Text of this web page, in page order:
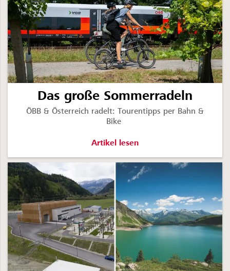
Das große Sommerradeln
ÖBB & Österreich radelt: Tourentipps per Bahn &
Bike
Das große Sommerradeln -
Artikel lesen